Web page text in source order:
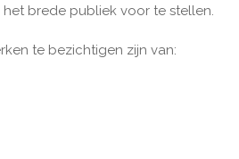
het brede publiek voor te stellen.
te bezichtigen zijn van: